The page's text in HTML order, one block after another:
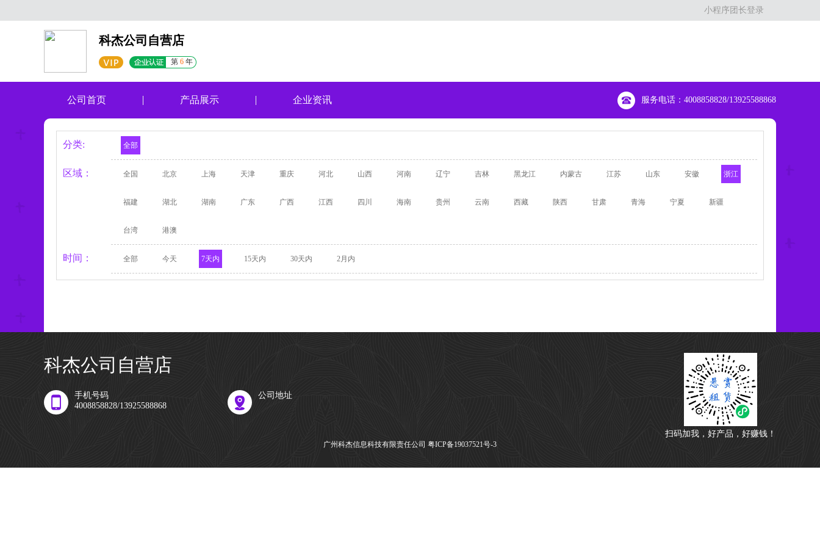
小程序团长登录
科杰公司自营店
第 6 年
公司首页 产品展示 企业资讯 服务电话：4008858828/13925588868
分类: 全部
区域： 全国 北京 上海 天津 重庆 河北 山西 河南 辽宁 吉林 黑龙江 内蒙古 江苏 山东 安徽 浙江
福建 湖北 湖南 广东 广西 江西 四川 海南 贵州 云南 西藏 陕西 甘肃 青海 宁夏 新疆
台湾 港澳
时间： 全部 今天 7天内 15天内 30天内 2月内
科杰公司自营店
手机号码
4008858828/13925588868
公司地址
扫码加我，好产品，好赚钱！
广州科杰信息科技有限责任公司 粤ICP备19037521号-3